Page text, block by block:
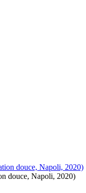
douce, Napoli, 2020)